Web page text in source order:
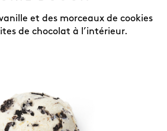
et des morceaux de cookies
de chocolat à l’intérieur.